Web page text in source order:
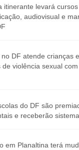
itinerante levará
audiovisual e
DF atende crianças
de violência sexual
do DF são
e receberão
em Planaltina terá